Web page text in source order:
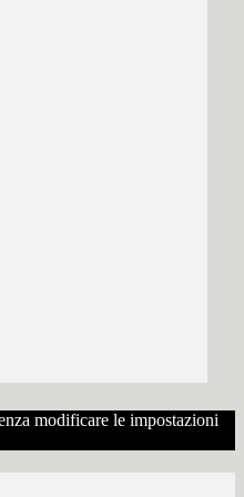
modificare le impostazioni